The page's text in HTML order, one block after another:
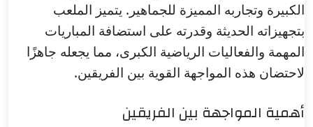
الكبيرة وتجاربه المميزة للجماهير. يتميز الملعب
بتجهيزاته الحديثة وقدرته على استضافة المباريات
المهمة والفعاليات الرياضية الكبرى، مما يجعله جاهزًا
لاحتضان هذه المواجهة القوية بين الفريقين.
أهمية المواجهة بين الفريقين